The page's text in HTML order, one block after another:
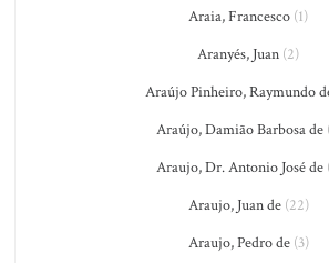
Araia, Francesco (1)
Aranyés, Juan (2)
Araújo Pinheiro, Raymundo
Araújo, Damião Barbosa de
Araujo, Dr. Antonio José de
Araujo, Juan de(22)
Araujo, Pedro de(3)